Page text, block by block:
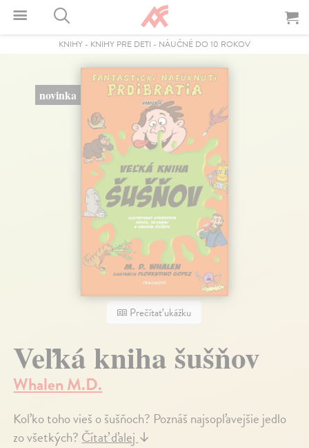
KNIHY - KNIHY PRE DETI - NÁUČNÉ DO 10 ROKOV
novinka
Prečítať ukážku
Veľká kniha šušňov
Whalen M.D.
Koľko toho vieš o šušňoch? Poznáš najsopľavejšie jedlo
zo všetkých? Čítať ďalej ↓